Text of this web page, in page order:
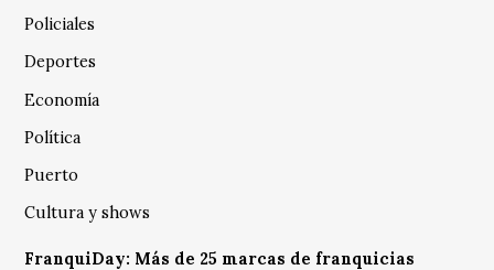
Policiales
Deportes
Economía
Política
Puerto
Cultura y shows
FranquiDay: Más de 25 marcas de franquicias